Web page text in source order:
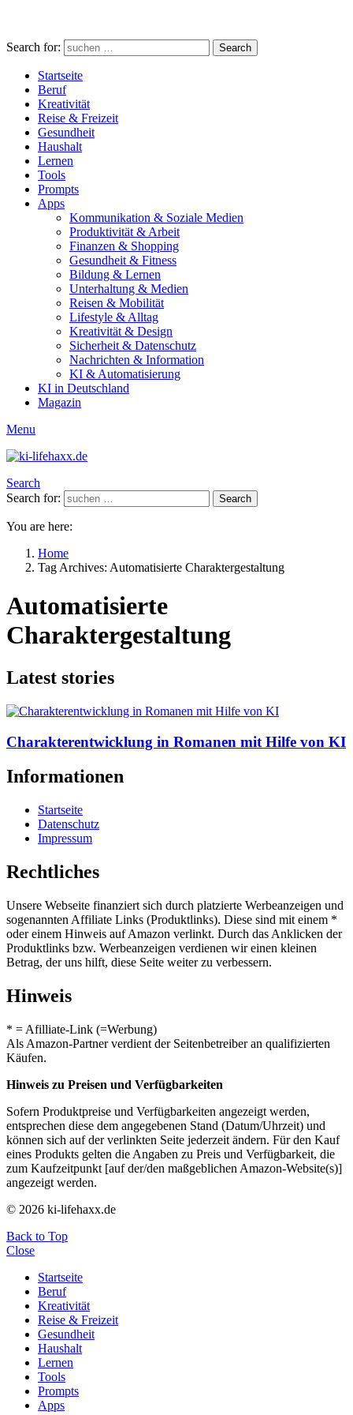
Search for: Search
Startseite
Beruf
Kreativität
Reise & Freizeit
Gesundheit
Haushalt
Lernen
Tools
Prompts
Apps
Kommunikation & Soziale Medien
Produktivität & Arbeit
Finanzen & Shopping
Gesundheit & Fitness
Bildung & Lernen
Unterhaltung & Medien
Reisen & Mobilität
Lifestyle & Alltag
Kreativität & Design
Sicherheit & Datenschutz
Nachrichten & Information
KI & Automatisierung
KI in Deutschland
Magazin
Menu
Search
Search for:
Search
You are here:
Home
Tag Archives: Automatisierte Charaktergestaltung
Automatisierte
Charaktergestaltung
Latest stories
Charakterentwicklung in Romanen mit Hilfe von KI
Informationen
Startseite
Datenschutz
Impressum
Rechtliches
Unsere Webseite finanziert sich durch platzierte Werbeanzeigen und
sogenannten Affiliate Links (Produktlinks). Diese sind mit einem *
oder einem Hinweis auf Amazon verlinkt. Durch das Anklicken der
Produktlinks bzw. Werbeanzeigen verdienen wir einen kleinen
Betrag, der uns hilft, diese Seite weiter zu verbessern.
Hinweis
* = Afilliate-Link (=Werbung)
Als Amazon-Partner verdient der Seitenbetreiber an qualifizierten
Käufen.
Hinweis zu Preisen und Verfügbarkeiten
Sofern Produktpreise und Verfügbarkeiten angezeigt werden,
entsprechen diese dem angegebenen Stand (Datum/Uhrzeit) und
können sich auf der verlinkten Seite jederzeit ändern. Für den Kauf
eines Produkts gelten die Angaben zu Preis und Verfügbarkeit, die
zum Kaufzeitpunkt [auf der/den maßgeblichen Amazon-Website(s)]
angezeigt werden.
© 2026 ki-lifehaxx.de
Back to Top
Close
Startseite
Beruf
Kreativität
Reise & Freizeit
Gesundheit
Haushalt
Lernen
Tools
Prompts
Apps